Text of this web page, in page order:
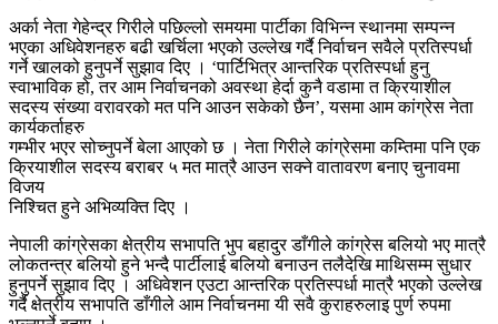
अर्का नेता गेहेन्द्र गिरीले पछिल्लो समयमा पार्टीका विभिन्न स्थानमा सम्पन्न
भएका अधिवेशनहरु बढी खर्चिला भएको उल्लेख गर्दै निर्वाचन सवैले प्रतिस्पर्धा
गर्ने खालको हुनुपर्ने सुझाव दिए । ‘पार्टिभित्र आन्तरिक प्रतिस्पर्धा हुनु
स्वाभाविक हो, तर आम निर्वाचनको अवस्था हेर्दा कुनै वडामा त क्रियाशील
सदस्य संख्या वरावरको मत पनि आउन सकेको छैन’, यसमा आम कांग्रेस नेता
कार्यकर्ताहरु
गम्भीर भएर सोच्नुपर्ने बेला आएको छ । नेता गिरीले कांग्रेसमा कम्तिमा पनि एक
क्रियाशील सदस्य बराबर ५ मत मात्रै आउन सक्ने वातावरण बनाए चुनावमा
विजय
निश्चित हुने अभिव्यक्ति दिए ।
नेपाली कांग्रेसका क्षेत्रीय सभापति भुप बहादुर डाँगीले कांग्रेस बलियो भए मात्रै
लोकतन्त्र बलियो हुने भन्दै पार्टीलाई बलियो बनाउन तलैदेखि माथिसम्म सुधार
हुनुपर्ने सुझाव दिए । अधिवेशन एउटा आन्तरिक प्रतिस्पर्धा मात्रै भएको उल्लेख
गर्दै क्षेत्रीय सभापति डाँगीले आम निर्वाचनमा यी सवै कुराहरुलाइ पुर्ण रुपमा